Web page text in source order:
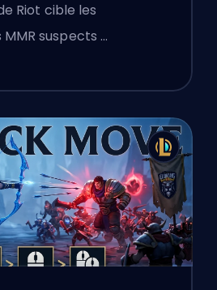
Riot cible les
suspects …